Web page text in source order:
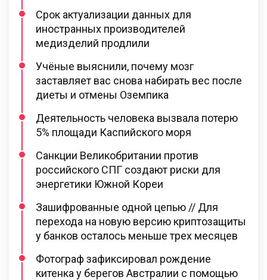
Срок актуализации данных для
иностранных производителей
медизделий продлили
Учёные выяснили, почему мозг
заставляет вас снова набирать вес после
диеты и отмены Оземпика
Деятельность человека вызвала потерю
5% площади Каспийского моря
Санкции Великобритании против
российского СПГ создают риски для
энергетики Южной Кореи
Зашифрованные одной цепью // Для
перехода на новую версию криптозащиты
у банков осталось меньше трех месяцев
Фотограф зафиксировал рождение
китенка у берегов Австралии с помощью